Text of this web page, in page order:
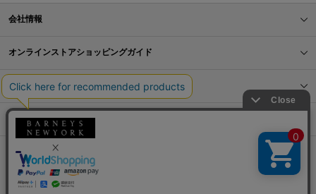
会社情報
オンラインストアショッピングガイド
店舗情報
サービス